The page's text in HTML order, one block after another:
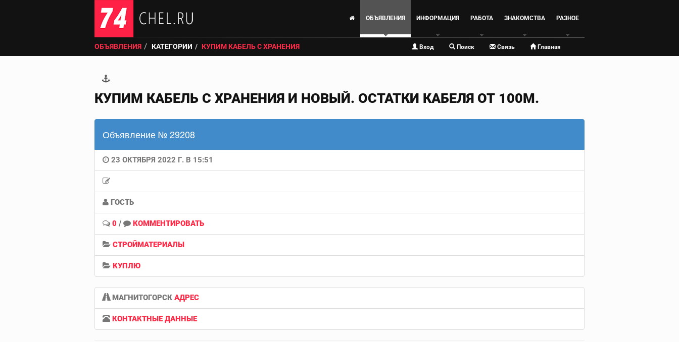
ОБЪЯВЛЕНИЯ ИНФОРМАЦИЯ РАБОТА ЗНАКОМСТВА РАЗНОЕ
ОБЪЯВЛЕНИЯ КАТЕГОРИИ КУПИМ КАБЕЛЬ С ХРАНЕНИЯ Вход Поиск Связь Главная
КУПИМ КАБЕЛЬ С ХРАНЕНИЯ И НОВЫЙ. ОСТАТКИ КАБЕЛЯ ОТ 100М.
Объявление № 29208
23 ОКТЯБРЯ 2022 Г. В 15:51
ГОСТЬ
0 / КОММЕНТИРОВАТЬ
СТРОЙМАТЕРИАЛЫ
КУПЛЮ
МАГНИТОГОРСК АДРЕС
КОНТАКТНЫЕ ДАННЫЕ